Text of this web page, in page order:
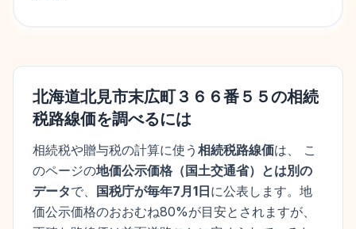
北海道北見市末広町３６６番５５の相続
税路線価を調べるには
相続税や贈与税の計算に使う 相続税路線価は、 こ
のページの地価公示価格 （ 国土交通省）とは別の
データで、 国税庁が毎年7月1日に公表します。 地
価公示価格のおおむね80%が目安とされますが、